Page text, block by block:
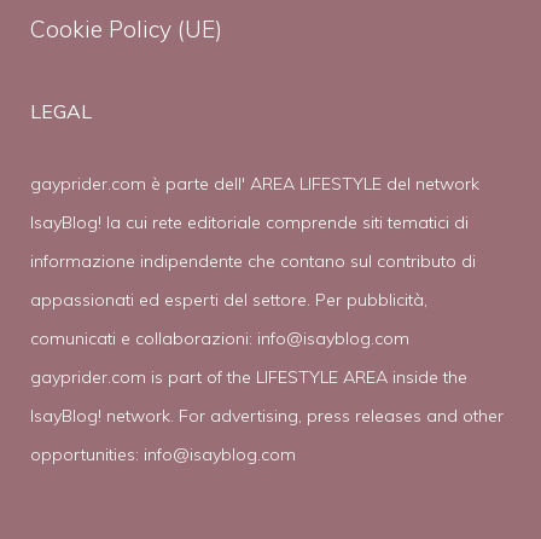
Cookie Policy (UE)
LEGAL
gayprider.com è parte dell' AREA LIFESTYLE del network
IsayBlog! la cui rete editoriale comprende siti tematici di
informazione indipendente che contano sul contributo di
appassionati ed esperti del settore. Per pubblicità,
comunicati e collaborazioni: info@isayblog.com
gayprider.com is part of the LIFESTYLE AREA inside the
IsayBlog! network. For advertising, press releases and other
opportunities: info@isayblog.com